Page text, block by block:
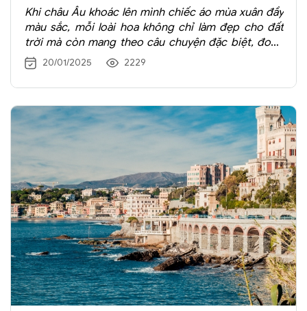
Khi châu Âu khoác lên mình chiếc áo mùa xuân đầy
màu sắc, mỗi loài hoa không chỉ làm đẹp cho đất
trời mà còn mang theo câu chuyện đặc biệt, đong
đầy cảm xúc. Mùa xuân châu Âu không chỉ là thời
điểm để ngắm hoa, mà còn là dịp để khám phá
những câu chuyện văn hóa, lịch sử ẩn chứa sau từng
cánh đồng hoa rực rỡ.
20/01/2025 2229